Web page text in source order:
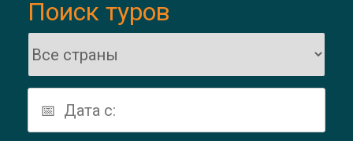
Поиск туров